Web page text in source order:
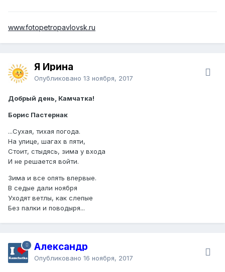
www.fotopetropavlovsk.ru
Я Ирина
Опубликовано 13 ноября, 2017
Добрый день, Камчатка!
Борис Пастернак
...Сухая, тихая погода.
На улице, шагах в пяти,
Стоит, стыдясь, зима у входа
И не решается войти.
Зима и все опять впервые.
В седые дали ноября
Уходят ветлы, как слепые
Без палки и поводыря...
Александр
Опубликовано 16 ноября, 2017